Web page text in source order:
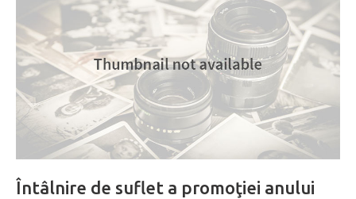
Întâlnire de suflet a promoţiei anului